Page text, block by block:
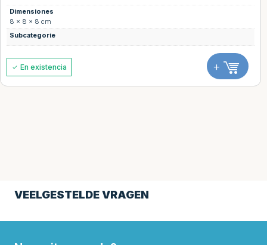
Dimensiones
8 × 8 × 8 cm
Subcategorie
En existencia +
VEELGESTELDE VRAGEN